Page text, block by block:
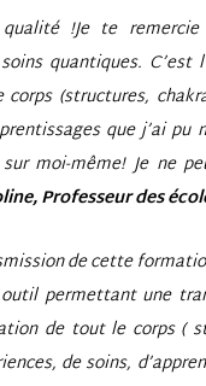
!Je te
quantiques. C’est
(structures,
que j’ai
moi-même! Je ne
Professeur des
de cette
outil permettant une
de tout le corps (
de soins,